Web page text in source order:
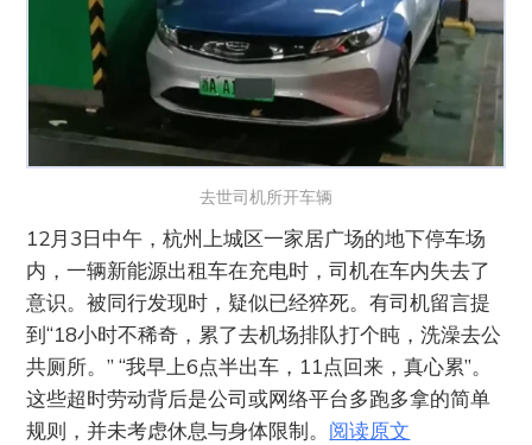
去世司机所开车辆
12月3日中午，杭州上城区一家居广场的地下停车场
内，一辆新能源出租车在充电时，司机在车内失去了
意识。被同行发现时，疑似已经猝死。有司机留言提
到“18小时不稀奇，累了去机场排队打个盹，洗澡去公
共厕所。” “我早上6点半出车，11点回来，真心累”。
这些超时劳动背后是公司或网络平台多跑多拿的简单
规则，并未考虑休息与身体限制。 阅读原文